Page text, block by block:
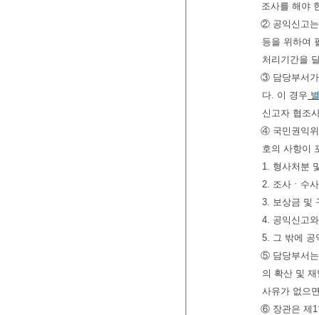
조사를 해야
② 공익신고는
등을 위하여
처리기간을
③ 담당부서가
다. 이 경우
신고자 협조
④ 국민권익위
호의 사항이
1. 형사처분
2. 조사ㆍ수
3. 보상금 및
4. 공익신고
5. 그 밖에 공
⑤ 담당부서
의 확산 및
사유가 없으
⑥ 장관은 제1